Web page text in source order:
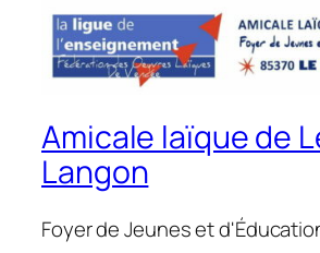
Amicale laïque de
Langon
Foyer de Jeunes et